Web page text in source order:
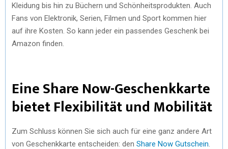
Kleidung bis hin zu Büchern und Schönheitsprodukten. Auch
Fans von Elektronik, Serien, Filmen und Sport kommen hier
auf ihre Kosten. So kann jeder ein passendes Geschenk bei
Amazon finden.
Eine Share Now-Geschenkkarte
bietet Flexibilität und Mobilität
Zum Schluss können Sie sich auch für eine ganz andere Art
von Geschenkkarte entscheiden: den Share Now Gutschein